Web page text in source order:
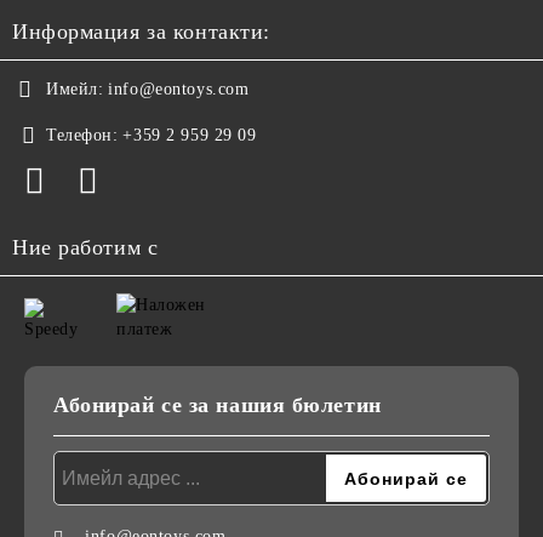
Информация за контакти:
Имейл: info@eontoys.com
Телефон: +359 2 959 29 09
Ние работим с
Абонирай се за нашия бюлетин